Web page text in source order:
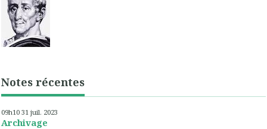
Notes récentes
09h10 31 juil. 2023
Archivage